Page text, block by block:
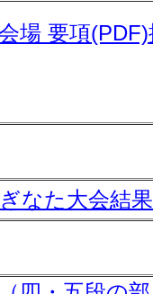
場 要項
なた大会結果